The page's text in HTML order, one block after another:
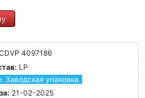
4097186
LP
Заводская упаковка.
21-02-2025